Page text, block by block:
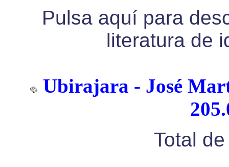
Pulsa aquí para
literatura de
Ubirajara - José
Total